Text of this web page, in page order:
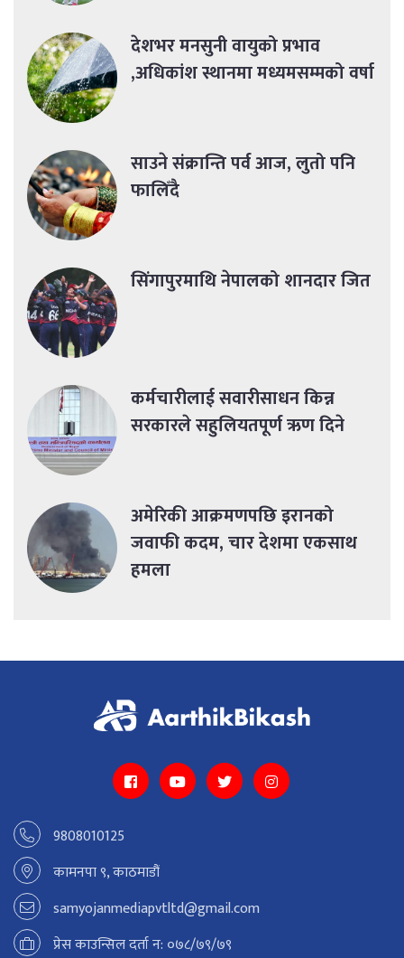
देशभर मनसुनी वायुको प्रभाव
,अधिकांश स्थानमा मध्यमसम्मको वर्षा
साउने संक्रान्ति पर्व आज, लुतो पनि
फालिँदै
सिंगापुरमाथि नेपालको शानदार जित
कर्मचारीलाई सवारीसाधन किन्न
सरकारले सहुलियतपूर्ण ऋण दिने
अमेरिकी आक्रमणपछि इरानको
जवाफी कदम, चार देशमा एकसाथ
हमला
9808010125
कामनपा ९, काठमाडौं
samyojanmediapvtltd@gmail.com
प्रेस काउन्सिल दर्ता न: ०७८/७९/७९